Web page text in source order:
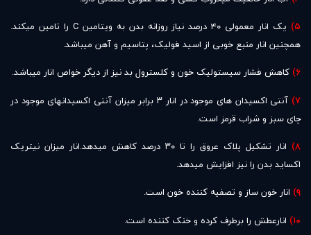
۵)
یک انار معمولی ۴۰ درصد نیاز روزانه بدن به ویتامین C را تامین میکند.
همچنین انار منبع خوبی از اسید فولیک، پتاسیم و آهن میباشد.
۶) کاهش فشار سیستولیک خون و کلسترول بد نیز از دیگر خواص انار میباشد.
۷)
آنتی اکسیدان های موجود در انار ۳ برابر میزان آنتی اکسیدانهای موجود در
چای سبز و شراب قرمز است.
۸)
انار تشکیل پلاک عروق را تا ۳۰ درصد کاهش میدهد.انار میزان نیتریک
اکساید بدن را نیز افزایش میدهد.
۹) انار خون ساز و تصفیه کننده خون است.
۱۰) انارعطش را برطرف کرده و خنک کننده است.